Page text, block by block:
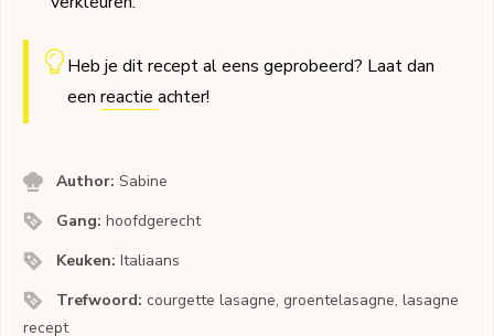
Heb je dit recept al eens geprobeerd? Laat dan
een reactie achter!
Author:Sabine
Gang:hoofdgerecht
Keuken:Italiaans
Trefwoord: courgette lasagne, groentelasagne, lasagne
recept